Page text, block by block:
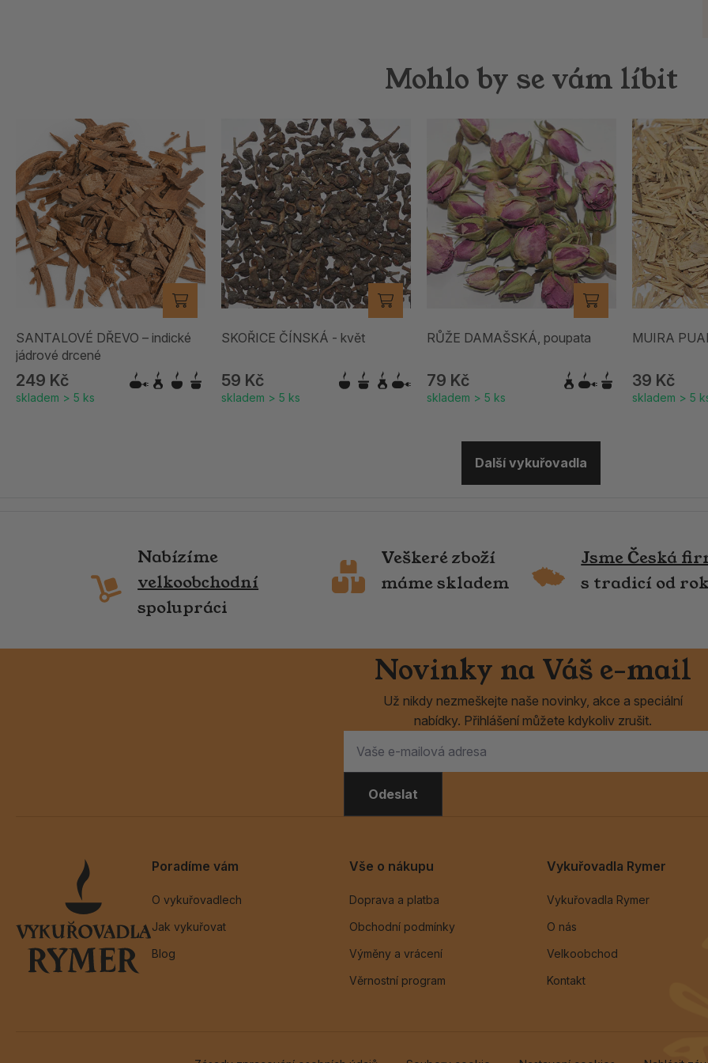
Mohlo by se vám líbit
SANTALOVÉ DŘEVO – indické
jádrové drcené
249 Kč
skladem > 5 ks
SKOŘICE ČÍNSKÁ - květ
59 Kč
skladem > 5 ks
RŮŽE DAMAŠSKÁ, poupata
79 Kč
skladem > 5 ks
MUIRA
39 Kč
skladem > 5
Další vykuřovadla
Nabízíme
velkoobchodní
spolupráci
Veškeré zboží
máme skladem
Jsme Česká
s tradicí od
Novinky na Váš e-mail
Už nikdy nezmeškejte naše novinky, akce a speciální
nabídky. Přihlášení můžete kdykoliv zrušit.
Odeslat
Poradíme vám
O vykuřovadlech
Jak vykuřovat
Blog
Vše o nákupu
Doprava a platba
Obchodní podmínky
Výměny a vrácení
Věrnostní program
Vykuřovadla Rymer
Vykuřovadla Rymer
O nás
Velkoobchod
Kontakt